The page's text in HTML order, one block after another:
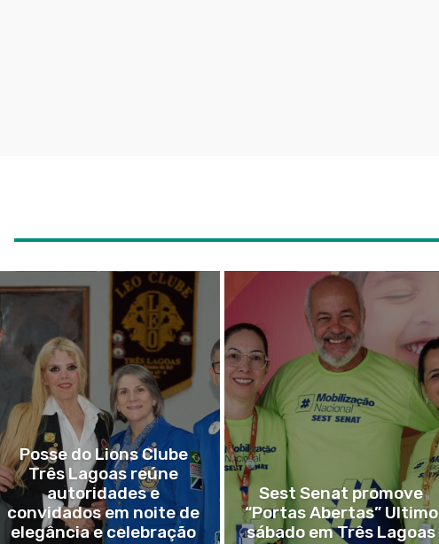
Posse do Lions Clube
Três Lagoas reúne
autoridades e
convidados em noite de
elegância e celebração
Sest Senat promove
“Portas Abertas” Ultimo
sábado em Três Lagoas